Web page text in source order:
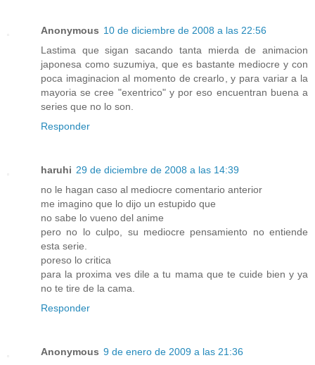
Anonymous 10 de diciembre de 2008 a las 22:56
Lastima que sigan sacando tanta mierda de animacion
japonesa como suzumiya, que es bastante mediocre y con
poca imaginacion al momento de crearlo, y para variar a la
mayoria se cree "exentrico" y por eso encuentran buena a
series que no lo son.
Responder
haruhi 29 de diciembre de 2008 a las 14:39
no le hagan caso al mediocre comentario anterior
me imagino que lo dijo un estupido que
no sabe lo vueno del anime
pero no lo culpo, su mediocre pensamiento no entiende
esta serie.
poreso lo critica
para la proxima ves dile a tu mama que te cuide bien y ya
no te tire de la cama.
Responder
Anonymous 9 de enero de 2009 a las 21:36